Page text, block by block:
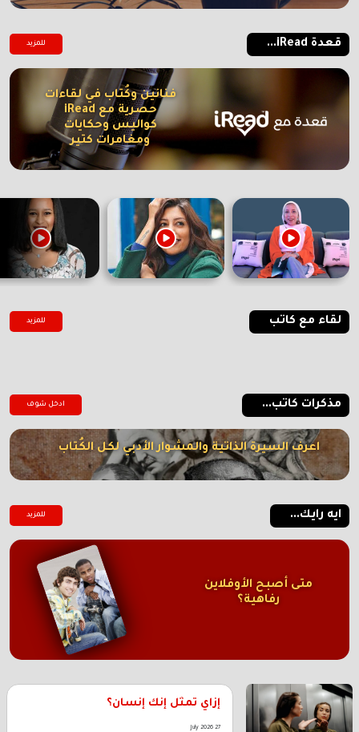
قعدة iRead... للمزيد
فنانين وكُتاب في لقاءات
حصرية مع iRead
كواليس وحكايات
ومغامرات كتير
لقاء مع كاتب للمزيد
مذكرات كاتب... ادخل شوف
اعرف السيرة الذاتية والمشوار الأدبي لكل الكُتاب
ايه رايك... للمزيد
متى أصبح الأوفلاين
رفاهية؟
إزاي تمثل إنك إنسان؟
27 July 2026